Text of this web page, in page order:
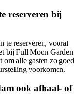
reserveren bij
te reserveren, vooral
bij Full Moon Garden
alle gasten zo goed
voorkomen.
ook afhaal- of